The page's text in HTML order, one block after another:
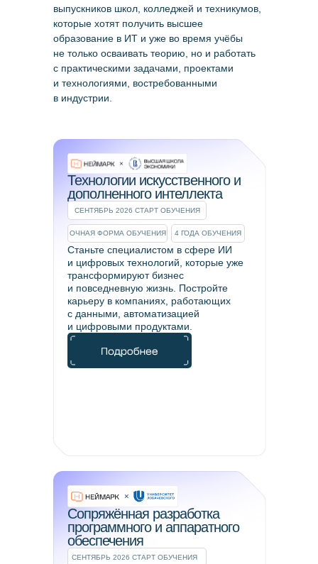
выпускников школ, колледжей и техникумов,
которые хотят получить высшее
образование в ИТ и уже во время учёбы
не только осваивать теорию, но и работать
с практическими задачами, проектами
и технологиями, востребованными
в индустрии.
Сопряжённая разработка
программного и аппаратного
обеспечения
СЕНТЯБРЬ 2026 СТАРТ ОБУЧЕНИЯ
Технологии искусственного и
дополненного интеллекта
ОЧНАЯ ФОРМА ОБУЧЕНИЯ 4 ГОДА ОБУЧЕНИЯ
СЕНТЯБРЬ 2026 СТАРТ ОБУЧЕНИЯ
Станьте специалистом в сфере ИИ
и цифровых технологий, которые уже
трансформируют бизнес
и повседневную жизнь. Постройте
карьеру в компаниях, работающих
с данными, автоматизацией
и цифровыми продуктами.